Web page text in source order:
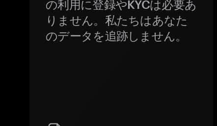
の利用に登録やKYCは必要あ
りません。私たちはあなた
のデータを追跡しません。